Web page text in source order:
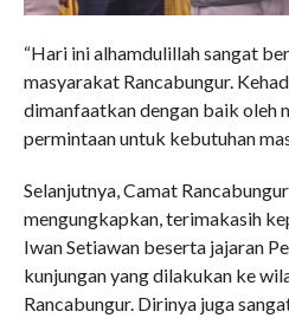
“Hari ini alhamdulillah sangat
masyarakat Rancabungur.
dimanfaatkan dengan baik oleh
permintaan untuk kebutuhan
Selanjutnya, Camat
mengungkapkan, terimakasih
Iwan Setiawan beserta jajaran
kunjungan yang dilakukan ke
Rancabungur. Dirinya juga